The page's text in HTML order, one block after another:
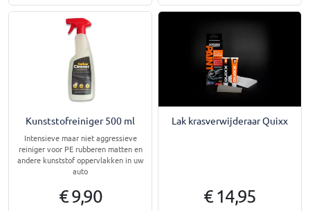
Kunststofreiniger 500 ml
Intensieve maar niet aggressieve
reiniger voor PE rubberen matten en
andere kunststof oppervlakken in uw
auto
€ 9,90
Lak krasverwijderaar Quixx
€ 14,95